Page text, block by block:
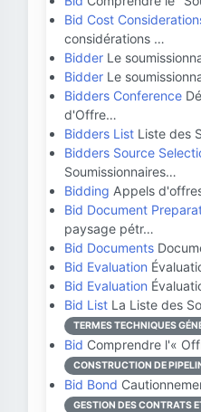
Bid Cost
considérations …
Bidder Le
Bidder Le
Bidders Conference
d'Offre…
Bidders List Liste des
Bidders Source
Soumissionnaires…
Bidding Appels
Bid Document
paysage pétr…
Bid Documents
Bid Evaluation
Bid Evaluation
Bid List La Liste des
TERMES TECHNIQUES
Bid Comprendre l'«
CONSTRUCTION DE
Bid Bond
GESTION DES CONTRATS